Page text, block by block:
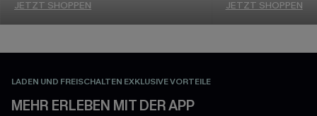
JETZT SHOPPEN JETZT SHOPPEN
LADEN UND FREISCHALTEN EXKLUSIVE VORTEILE
MEHR ERLEBEN MIT DER APP